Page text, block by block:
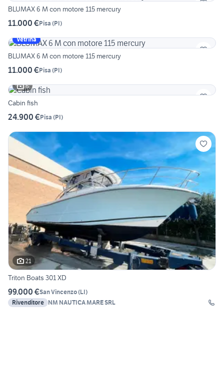
BLUMAX 6 M con motore 115 mercury
11.000 €Pisa (PI)
Vetrina
BLUMAX 6 M con motore 115 mercury
11.000 €Pisa (PI)
6
Cabin fish
24.900 €Pisa (PI)
21
Triton Boats 301 XD
99.000 €San Vincenzo(LI)
Rivenditore NM NAUTICA MARE SRL